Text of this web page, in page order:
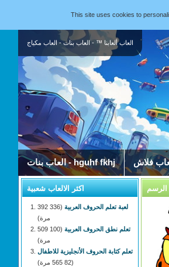
This site uses cookies to
العاب ألعابنا ™ - العاب بنات - العاب مكياج
العاب بنات - hguhf fkhj فلاش
الرسم اكثر الالعاب شعبية
لعبة تعلم الحروف العربية
(336 392
مرة)
تعلم نطق الحروف العربية
(100 509
مرة)
تعلم كتابة الحروف الأنجليزية للاطفال
(82 565 مرة)